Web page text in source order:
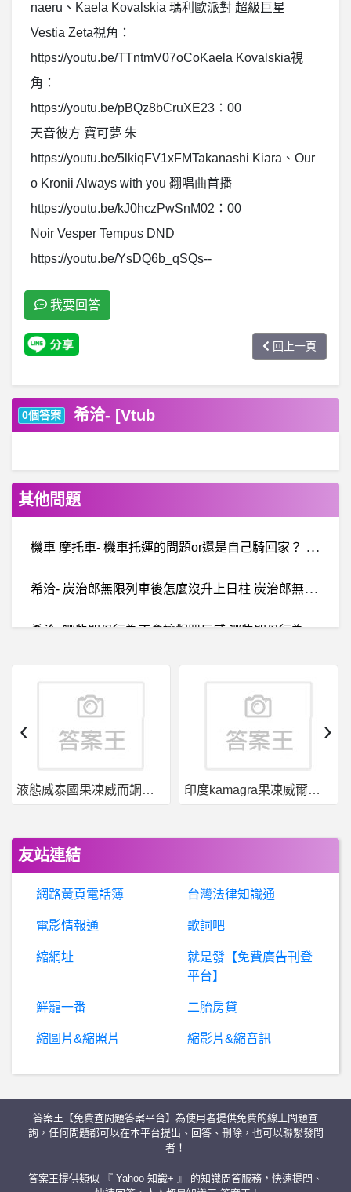
naeru、Kaela Kovalskia 瑪利歐派對 超級巨星
Vestia Zeta視角：
https://youtu.be/TTntmV07oCoKaela Kovalskia視
角：
https://youtu.be/pBQz8bCruXE23：00
天音彼方 寶可夢 朱
https://youtu.be/5lkiqFV1xFMTakanashi Kiara、Our
o Kronii Always with you 翻唱曲首播
https://youtu.be/kJ0hczPwSnM02：00
Noir Vesper Tempus DND
https://youtu.be/YsDQ6b_qSQs--
我要回答
回上一頁
0個答案 希洽- [Vtub
其他問題
機
車 摩托車- 機車托運的問題or還是自己騎回家？ 機車托運的問題or還是自己騎回家？
希
洽- 炭治郎無限列車後怎麼沒升上日柱 炭治郎無限列車後怎麼沒升上日柱
希
洽- 哪些聖母行為不會讓觀眾反感 哪些聖母行為不會讓觀眾反感
加拿大- Calgary vs Edmonton
梁詠琪- 有關粵翻國 國翻粵
那
銀行來要將車子拖走我們不就一定要把車子交給銀行？
BaseballXXXX- 林吳 林吳
A
ZTrade安全嗎？AZTrade詐騙、AZTrade投資詐騙、AZTrade交易所詐騙、搓合交易詐騙、區塊鏈詐騙
農業議題- 桑椹通路
希
洽- 海賊王還可以再出什麼新的惡魔果實 海賊王還可以再出什麼新的惡魔果實
液態威泰國果凍威而鋼哪裡買 印度kamagra果凍威爾剛用於治療男性勃起功能障礙
‹ ›
友站連結
網路黃頁電話簿 台灣法律知識通
電影情報通 歌詞吧
縮網址
就是發【免費廣告刊登
平台】
鮮寵一番 二胎房貸
縮圖片&縮照片 縮影片&縮音訊
答案王【免費查問題答案平台】為使用者提供免費的線上問題查
詢，任何問題都可以在本平台提出、回答、刪除，也可以聯繫發問
者！
答案王提供類似 『 Yahoo 知識+ 』 的知識問答服務，快速提問、